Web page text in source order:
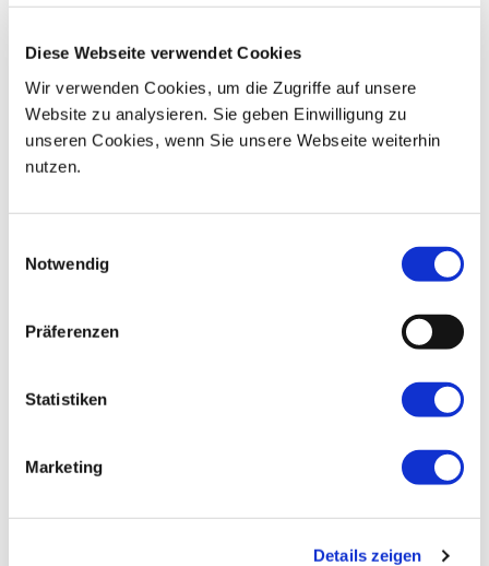
Diese Webseite verwendet Cookies
Wir verwenden Cookies, um die Zugriffe auf unsere
Website zu analysieren. Sie geben Einwilligung zu
unseren Cookies, wenn Sie unsere Webseite weiterhin
nutzen.
Notwendig
Präferenzen
Statistiken
Marketing
Details zeigen
09
10 11 12 13 14
17 18 19 20 21 22
24
31